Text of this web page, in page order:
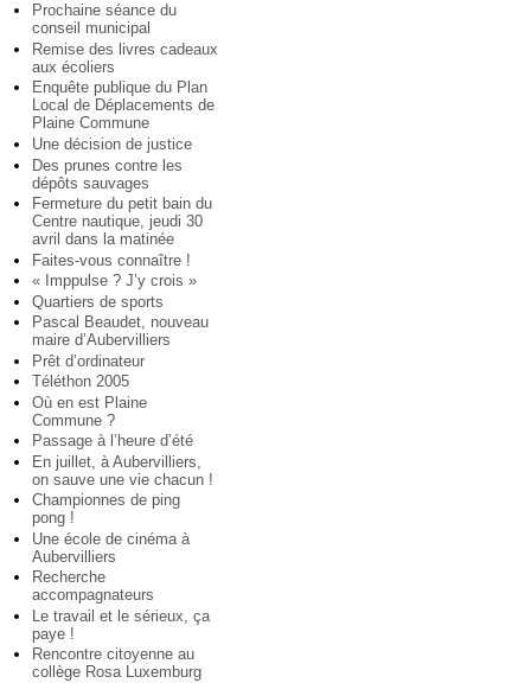
Prochaine séance du
conseil municipal
Remise des livres cadeaux
aux écoliers
Enquête publique du Plan
Local de Déplacements de
Plaine Commune
Une décision de justice
Des prunes contre les
dépôts sauvages
Fermeture du petit bain du
Centre nautique, jeudi 30
avril dans la matinée
Faites-vous connaître !
« Imppulse ? J’y crois »
Quartiers de sports
Pascal Beaudet, nouveau
maire d’Aubervilliers
Prêt d’ordinateur
Téléthon 2005
Où en est Plaine
Commune ?
Passage à l’heure d’été
En juillet, à Aubervilliers,
on sauve une vie chacun !
Championnes de ping
pong !
Une école de cinéma à
Aubervilliers
Recherche
accompagnateurs
Le travail et le sérieux, ça
paye !
Rencontre citoyenne au
collège Rosa Luxemburg